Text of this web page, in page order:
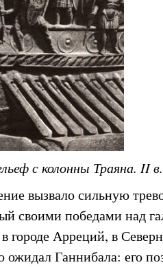
с колонны Траяна. II
вызвало сильную
своими победами над
городе Арреций, в
Ганнибала: его